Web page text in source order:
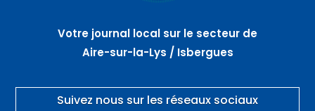
Votre journal local sur le secteur de
Aire-sur-la-Lys / Isbergues
Suivez nous sur les réseaux sociaux